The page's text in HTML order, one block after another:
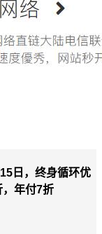
日，终身循环优
年付7折